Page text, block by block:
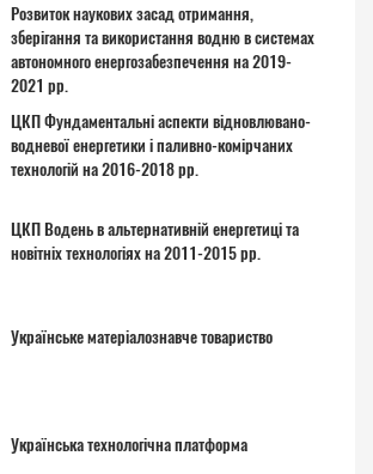
Розвиток наукових засад отримання,
зберігання та використання водню в системах
автономного енергозабезпечення на 2019-
2021 рр.
ЦКП Фундаментальні аспекти відновлювано-
водневої енергетики і паливно-комірчаних
технологій на 2016-2018 рр.
ЦКП Водень в альтернативній енергетиці та
новітніх технологіях на 2011-2015 рр.
Українське матеріалознавче товариство
Українська технологічна платформа